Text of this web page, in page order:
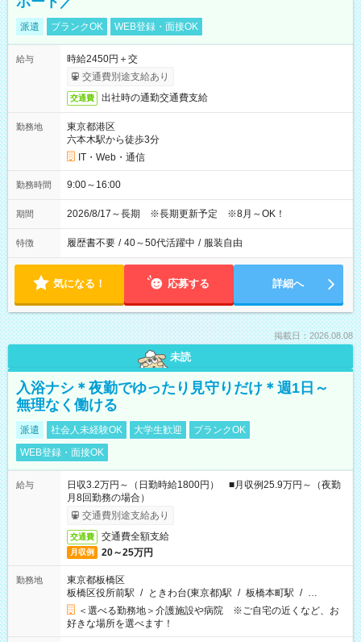
派遣 ブランクOK WEB登録・面接OK
給与
時給2450円＋交
交通費別途支給あり
交通費 出社時の通勤交通費支給
勤務地
東京都港区
六本木駅から徒歩3分
IT・Web・通信
勤務時間 9:00～16:00
期間 2026/8/17～長期 ※長期更新予定 ※8月～OK！
特徴 履歴書不要 / 40～50代活躍中 / 服装自由
気になる！ 応募する 詳細へ
掲載日：2026.08.08
未読
入浴ナシ＊夜勤でゆったり見守りだけ＊週1日～
無理なく働ける
派遣 社会人未経験OK 大学生歓迎
ブランクOK
WEB登録・面接OK
給与
日収3.2万円～（日勤時給1800円） ■月収例25.9万円～（夜勤
月8回勤務の場合）
交通費別途支給あり
交通費 交通費全額支給
月収例 20～25万円
勤務地
東京都板橋区
板橋区役所前駅 / ときわ台(東京都)駅 / 板橋本町駅 / …
＜選べる勤務地＞介護施設や病院 ※ご自宅の近くなど、お
好きな場所を選べます！